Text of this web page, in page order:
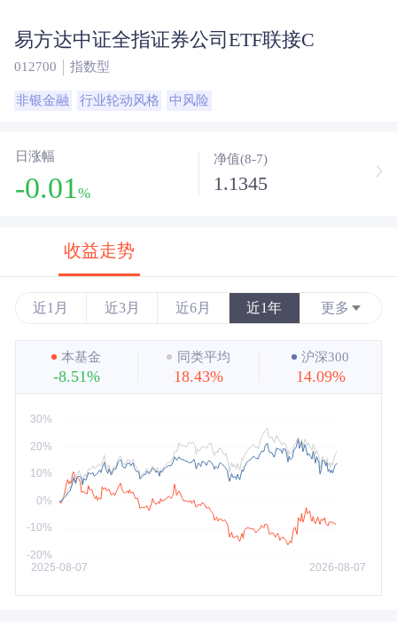
易方达中证全指证券公司ETF联接C
012700 指数型
非银金融 行业轮动风格 中风险
日涨幅
-0.01 %
净值(8-7)
1.1345
收益走势
近1月 近3月 近6月 近1年 更多
近3年
近5年
最大
本基金
-8.51%
同类平均
18.43%
沪深300
14.09%